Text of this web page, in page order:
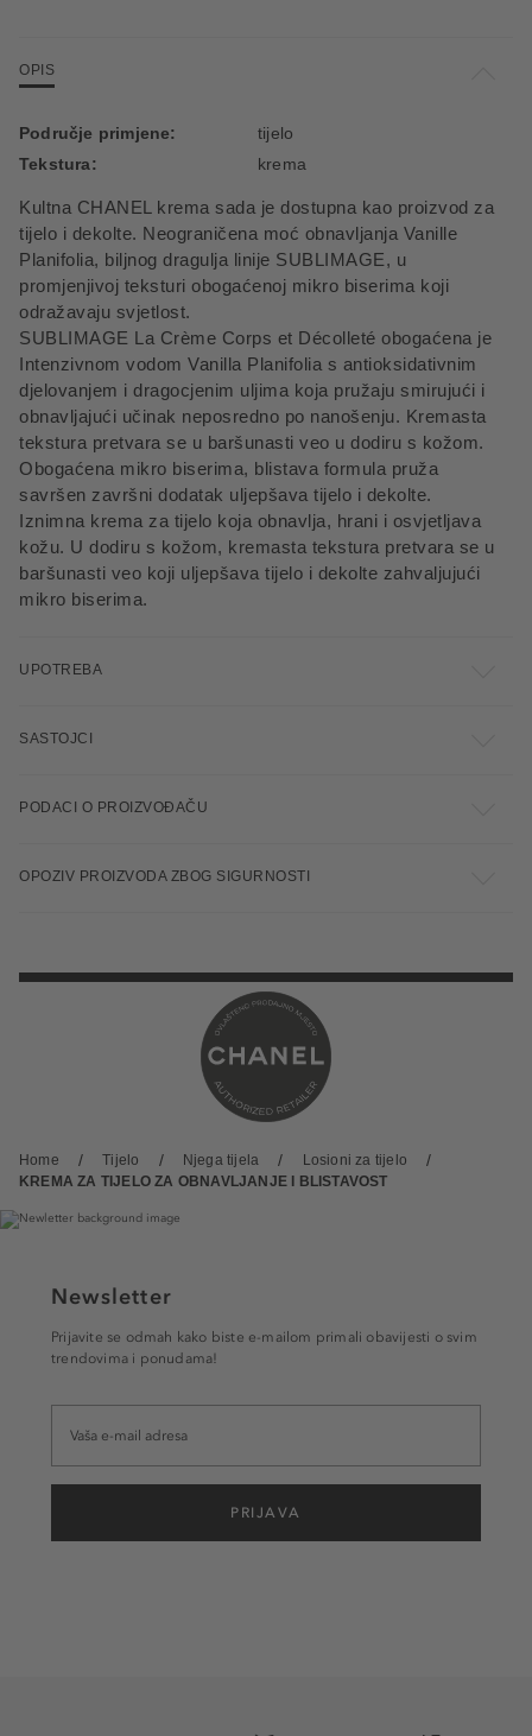
Home Tijelo Njega tijela
Losioni za tijelo
KREMA ZA TIJELO ZA OBNAVLJANJE I BLISTAVOST
OPIS
Kultna CHANEL krema sada je dostupna kao proizvod za
tijelo i dekolte. Neograničena moć obnavljanja Vanille
Planifolia, biljnog dragulja linije SUBLIMAGE, u
promjenjivoj teksturi obogaćenoj mikro biserima koji
odražavaju svjetlost.
SUBLIMAGE La Crème Corps et Décolleté obogaćena je
Intenzivnom vodom Vanilla Planifolia s antioksidativnim
djelovanjem i dragocjenim uljima koja pružaju smirujući i
obnavljajući učinak neposredno po nanošenju. Kremasta
tekstura pretvara se u baršunasti veo u dodiru s kožom.
Obogaćena mikro biserima, blistava formula pruža
savršen završni dodatak uljepšava tijelo i dekolte.
Iznimna krema za tijelo koja obnavlja, hrani i osvjetljava
kožu. U dodiru s kožom, kremasta tekstura pretvara se u
baršunasti veo koji uljepšava tijelo i dekolte zahvaljujući
mikro biserima.
Područje primjene:
tijelo
Tekstura:
krema
UPOTREBA
SASTOJCI
PODACI O PROIZVOĐAČU
OPOZIV PROIZVODA ZBOG SIGURNOSTI
Newsletter
Prijavite se odmah kako biste e-mailom primali obavijesti o svim
trendovima i ponudama!
PRIJAVA